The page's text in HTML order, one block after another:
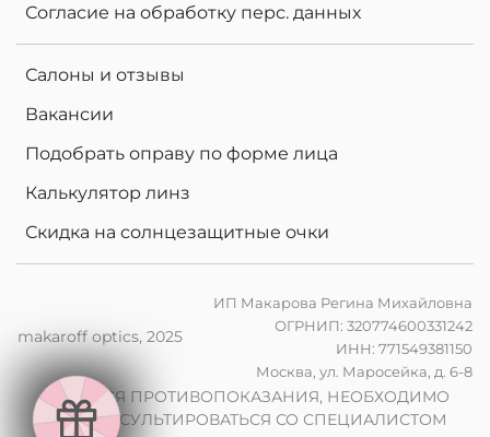
Согласие на обработку перс. данных
Салоны и отзывы
Вакансии
Подобрать оправу по форме лица
Калькулятор линз
Скидка на солнцезащитные очки
makaroff optics, 2025
ИП Макарова Регина Михайловна
ОГРНИП: 320774600331242
ИНН: 771549381150
Москва, ул. Маросейка, д. 6-8
ИМЕЮТСЯ ПРОТИВОПОКАЗАНИЯ, НЕОБХОДИМО
ПРОКОНСУЛЬТИРОВАТЬСЯ СО СПЕЦИАЛИСТОМ
2
0
%
н
а
ф
о
т
о
х
р
о
м
н
ы
л
и
н
з
ы
п
р
з
а
к
а
з
е
о
ч
к
о